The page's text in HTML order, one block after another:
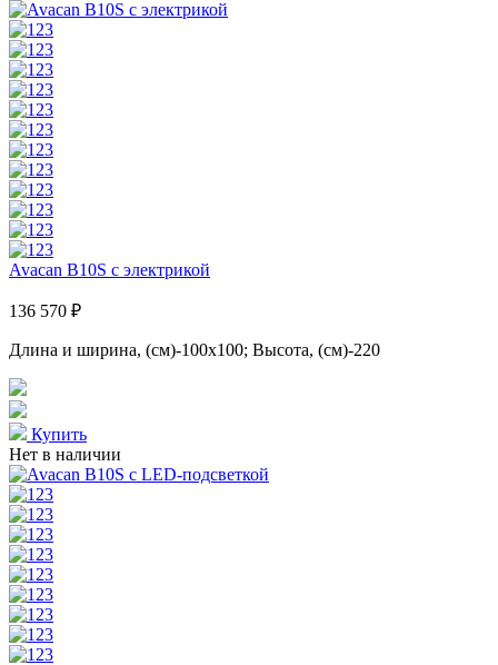
Avacan B10S с электрикой
136 570 ₽
Длина и ширина, (см)-100x100; Высота, (см)-220
Купить
Нет в наличии